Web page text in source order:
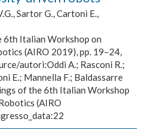
Sartor G., Cartoni E.,
6th Italian Workshop on
(AIRO 2019), pp. 19–24,
autori:Oddi A.; Rasconi R.;
E.; Mannella F.; Baldassarre
of the 6th Italian Workshop
(AIRO